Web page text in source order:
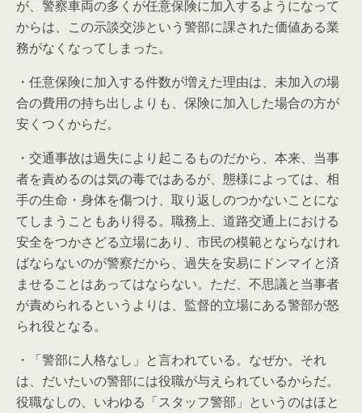
が、警察車両の多くが任意保険に加入するようになって
からは、この示談交渉という警部に課された価値ある業
務がなくなってしまった。
・任意保険に加入する件数が増えた理由は、未加入の場
合の費用の持ち出しよりも、保険に加入した場合の方が
安くつくからだ。
・交通事故は過失により起こるものだから、本来、当事
者を責めるのは気の毒ではあるが、態様によっては、相
手の生命・身体を傷つけ、取り返しのつかないことにな
てしまうこともあり得る。職務上、道路交通上における
安全をつかさどる立場にあり、市民の模範とならなけれ
ばならないのが警察だから、過失を安易にドンマイと済
ませることはあってはならない。ただ、不思議と当事者
が責められるというよりは、監督的立場にある警部が怒
られ役となる。
・「警部に人格なし」と言われている。なぜか。それ
は、だいたいの警部には役職が与えられているからだ。
役職なしの、いわゆる「スタッフ警部」というのはほと